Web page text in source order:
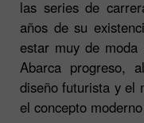
las series de
años de su
estar muy de moda
Abarca progreso,
diseño futurista y el
el concepto